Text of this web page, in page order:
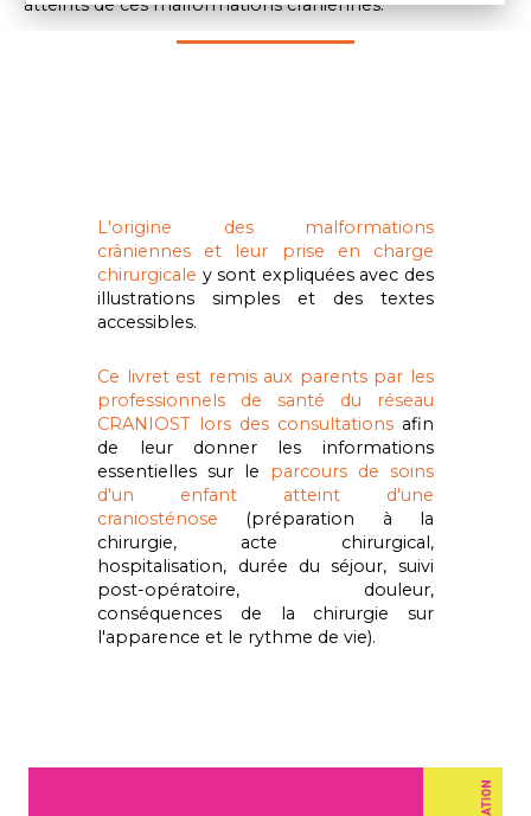
atteints de ces malformations crâniennes.
L'origine des malformations
crâniennes
et leur
prise en charge
chirurgicale y sont expliquées avec des
illustrations simples et des textes
accessibles.
Ce livret est remis aux parentspar les
professionnels de santé du réseau
CRANIOST lors des consultationsafin
de leur donner les informations
essentielles sur le parcours de soins
d'un enfant atteint d'une
craniosténose (préparation à la
chirurgie, acte chirurgical,
hospitalisation, durée du séjour, suivi
post-opératoire, douleur,
conséquences de la chirurgie sur
l'apparence et le rythme de vie).